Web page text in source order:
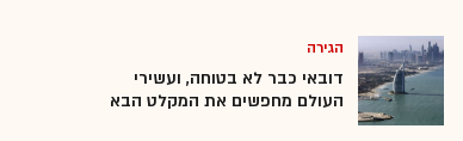
הגירה
דובאי כבר לא בטוחה, ועשירי
העולם מחפשים את המקלט הבא